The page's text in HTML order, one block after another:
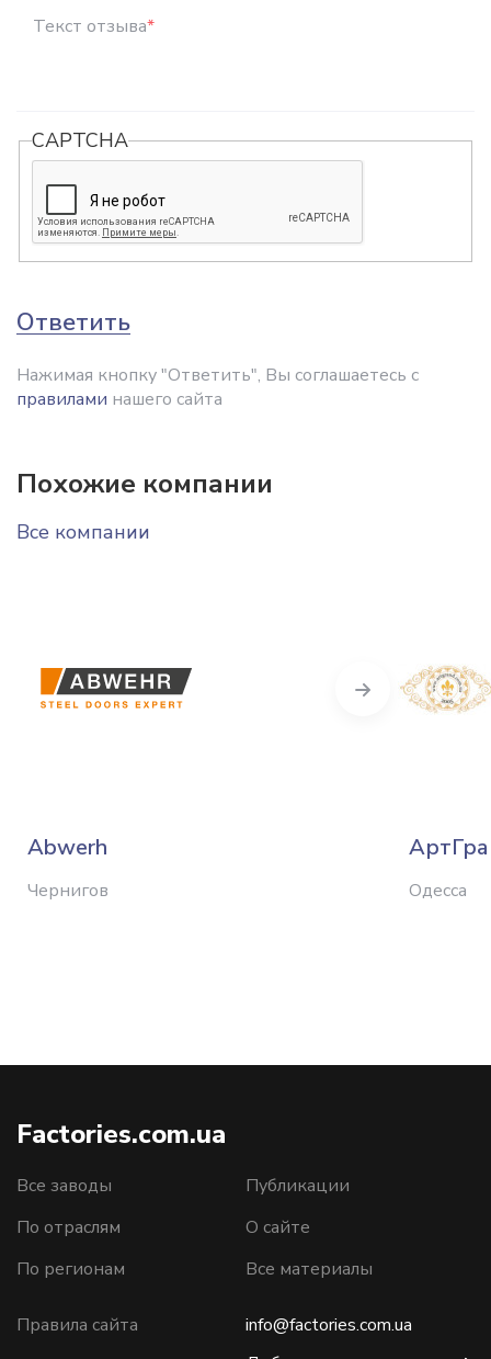
Текст отзыва*
CAPTCHA
Ответить
Нажимая кнопку "Ответить", Вы соглашаетесь с
правилами нашего сайта
Похожие компании
Все компании
Abwerh
Чернигов Одесса
Next
Factories.com.ua
Все заводы
По отраслям
По регионам
Публикации
О сайте
Все материалы
Правила сайта
info@factories.com.ua